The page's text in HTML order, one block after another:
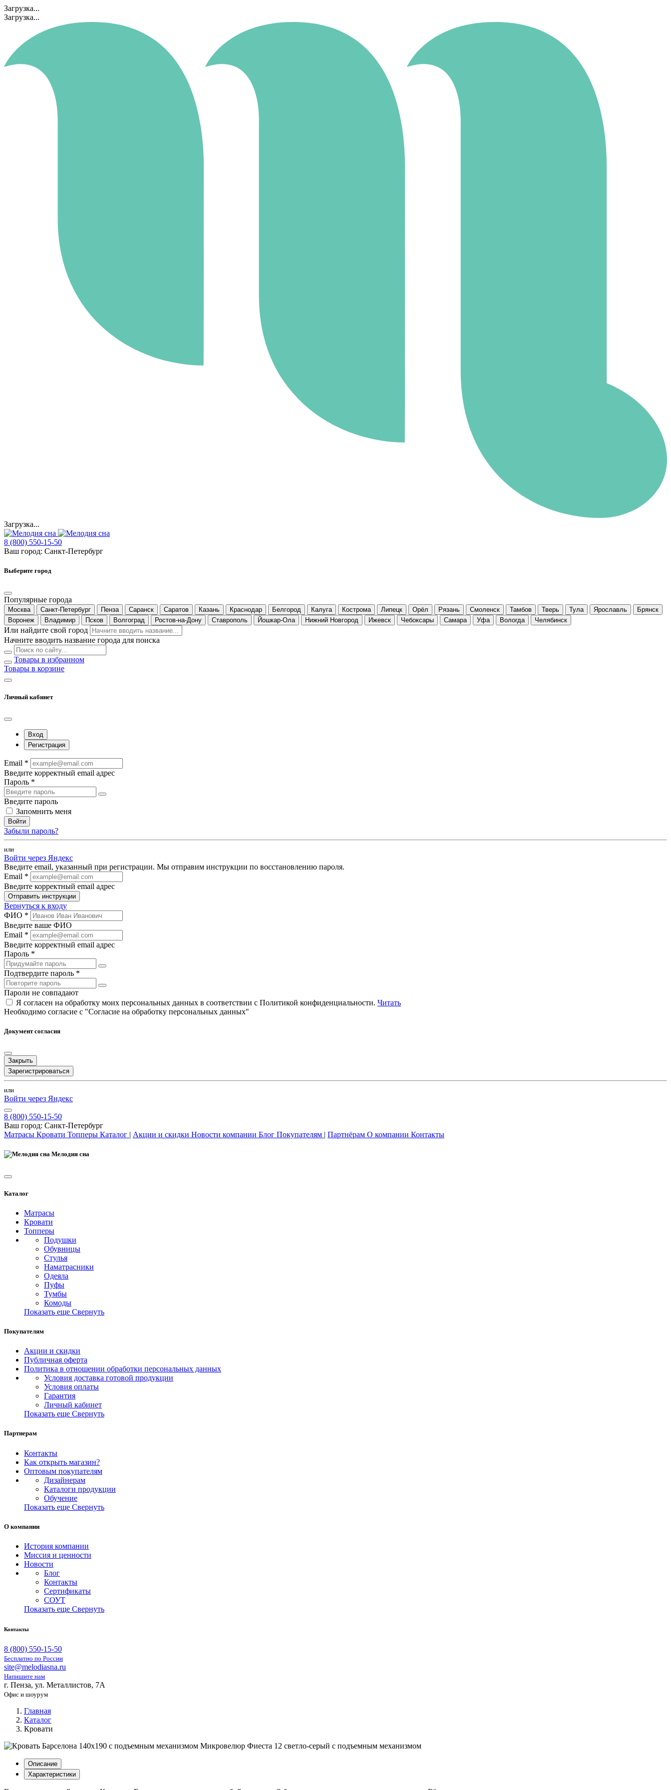
Загрузка...
Загрузка...
Загрузка...
8 (800) 550-15-50
Ваш город: Санкт-Петербург
Выберите город
Популярные города
Москва Санкт-Петербург Пенза Саранск Саратов Казань Краснодар Белгород Калуга Кострома Липецк Орёл Рязань Смоленск Тамбов Тверь Тула Ярославль
Брянск
Воронеж
Владимир Псков Волгоград Ростов-на-Дону Ставрополь Йошкар-Ола Нижний Новгород Ижевск Чебоксары Самара Уфа Вологда Челябинск
Или найдите свой город
Начните вводить название города для поиска
Товары в избранном
Товары в корзине
Личный кабинет
Вход
Регистрация
Email *
Введите корректный email адрес
Пароль *
Введите пароль
Запомнить меня
Войти
Забыли пароль?
или
Войти через Яндекс
Введите email, указанный при регистрации. Мы отправим инструкции по восстановлению пароля.
Email *
Введите корректный email адрес
Отправить инструкции
Вернуться к входу
ФИО *
Введите ваше ФИО
Email *
Введите корректный email адрес
Пароль *
Подтвердите пароль *
Пароли не совпадают
Я согласен на обработку моих персональных данных в соответствии с Политикой конфиденциальности. Читать
Необходимо согласие с "Согласие на обработку персональных данных"
Документ согласия
Закрыть
Зарегистрироваться
или
Войти через Яндекс
8 (800) 550-15-50
Ваш город: Санкт-Петербург
Матрасы Кровати Топперы Каталог | Акции и скидки Новости компании Блог Покупателям | Партнёрам О компании Контакты
Мелодия сна
Каталог
Матрасы
Кровати
Топперы
Подушки
Обувницы
Стулья
Наматрасники
Одеяла
Пуфы
Тумбы
Комоды
Показать еще Свернуть
Покупателям
Акции и скидки
Публичная оферта
Политика в отношении обработки персональных данных
Условия доставка готовой продукции
Условия оплаты
Гарантия
Личный кабинет
Показать еще Свернуть
Партнерам
Контакты
Как открыть магазин?
Оптовым покупателям
Дизайнерам
Каталоги продукции
Обучение
Показать еще Свернуть
О компании
История компании
Миссия и ценности
Новости
Блог
Контакты
Сертификаты
СОУТ
Показать еще Свернуть
Контакты
8 (800) 550-15-50
Бесплатно по России
site@melodiasna.ru
Напишите нам
г. Пенза, ул. Металлистов, 7А
Офис и шоурум
Главная
Каталог
Кровати
Описание
Характеристики